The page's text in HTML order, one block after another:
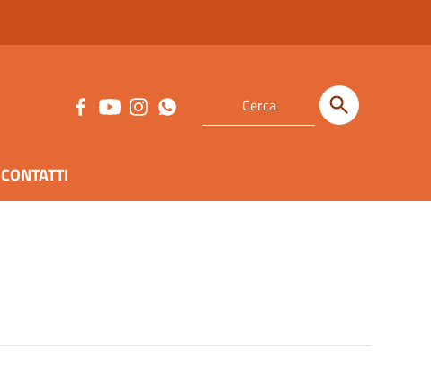
CONTATTI